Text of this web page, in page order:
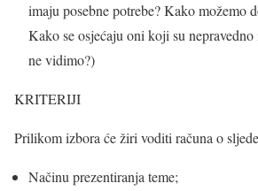
imaju posebne potrebe? Kako možemo
Kako se osjećaju oni koji su
ne vidimo?)
KRITERIJI
Prilikom izbora će žiri voditi računa o
Načinu prezentiranja teme;